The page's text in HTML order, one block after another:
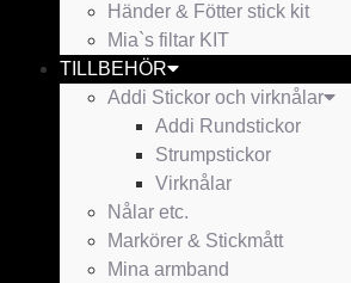
Händer & Fötter stick kit
Mia`s filtar KIT
TILLBEHÖR
Addi Stickor och virknålar
Addi Rundstickor
Strumpstickor
Virknålar
Nålar etc.
Markörer & Stickmått
Mina armband